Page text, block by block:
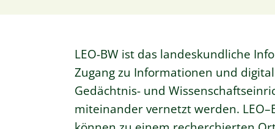
LEO-BW ist das landeskundliche
Zugang zu Informationen und
Gedächtnis- und
miteinander vernetzt werden.